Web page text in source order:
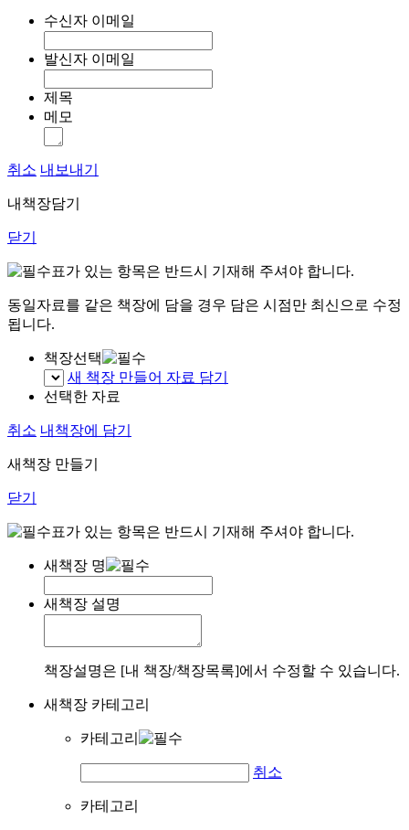
수신자 이메일
발신자 이메일
제목
메모
취소 내보내기
내책장담기
닫기
표가 있는 항목은 반드시 기재해 주셔야 합니다.
동일자료를 같은 책장에 담을 경우 담은 시점만 최신으로 수정
됩니다.
책장선택
새 책장 만들어 자료 담기
선택한 자료
취소 내책장에 담기
새책장 만들기
닫기
표가 있는 항목은 반드시 기재해 주셔야 합니다.
새책장 명
새책장 설명
책장설명은 [내 책장/책장목록]에서 수정할 수 있습니다.
새책장 카테고리
카테고리
취소
카테고리